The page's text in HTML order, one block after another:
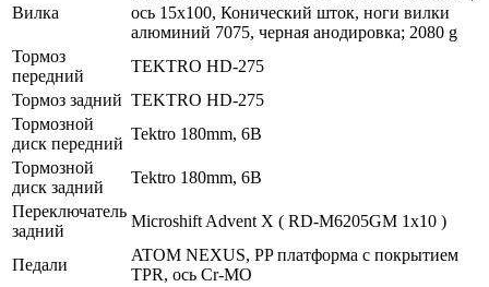
Вилка
ось 15х100, Конический шток, ноги вилки
алюминий 7075, черная анодировка; 2080 g
Тормоз
передний
TEKTRO HD-275
Тормоз задний TEKTRO HD-275
Тормозной
диск передний
Tektro 180mm, 6B
Тормозной
диск задний
Tektro 180mm, 6B
Переключатель
задний
Microshift Advent X ( RD-M6205GM 1x10 )
Педали
ATOM NEXUS, PP платформа с покрытием
TPR, ось Cr-MO